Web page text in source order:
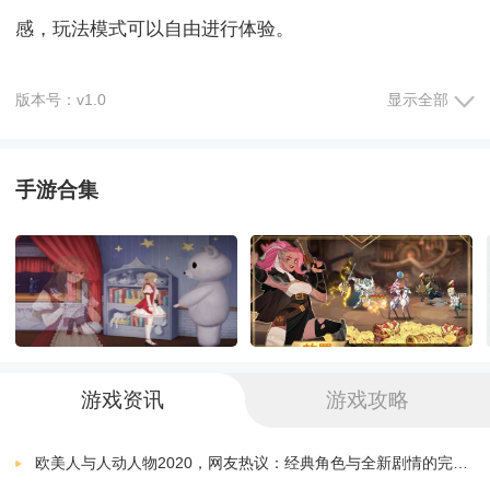
感，玩法模式可以自由进行体验。
游戏优势
2、大量的副本任务可以满足玩家的基本需求，让每个人
自身的实力差距不断缩小。
版本号：v1.0 显示全部
手游合集
游戏资讯 游戏攻略